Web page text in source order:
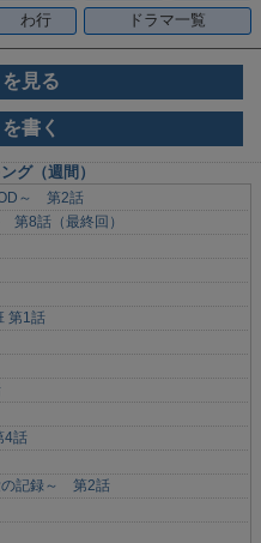
わ行 ドラマ一覧
見る
書く
グ（週間）
～ 第2話
第8話（最終回）
第1話
4話
の記録～ 第2話